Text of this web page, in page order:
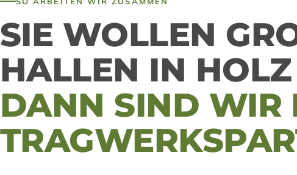
SIE WOLLEN
ALLEN IN HOLZ
DANN SIND WIR